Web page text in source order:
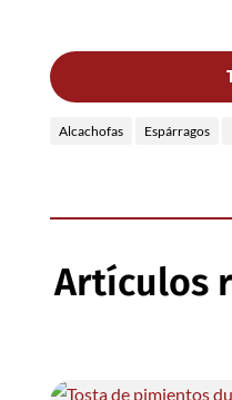
Alcachofas Espárragos
Artículos